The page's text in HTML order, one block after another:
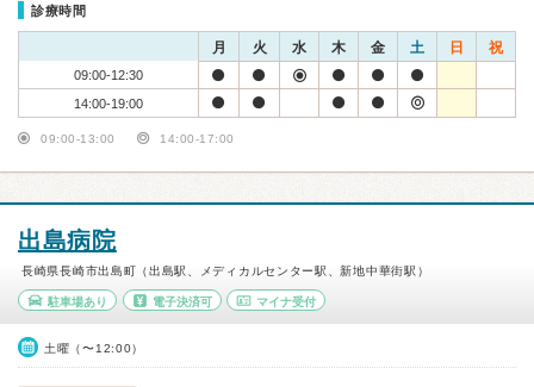
診療時間
月 火 水 木 金 土 日 祝
09:00-12:30
14:00-19:00
09:00-13:00 14:00-17:00
出島病院
長崎県長崎市出島町（出島駅、メディカルセンター駅、新地中華街駅）
駐車場あり 電子決済可 マイナ受付
土曜（〜12:00）